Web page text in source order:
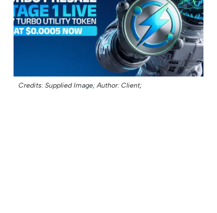
Credits: Supplied Image; Author: Client;